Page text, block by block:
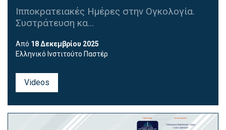
Ιπποκρατειακές Ημέρες στην Ογκολογία.
Συστράτευση κα...
Από 18 Δεκεμβρίου 2025
Ελληνικό Ινστιτούτο Παστέρ
Videos